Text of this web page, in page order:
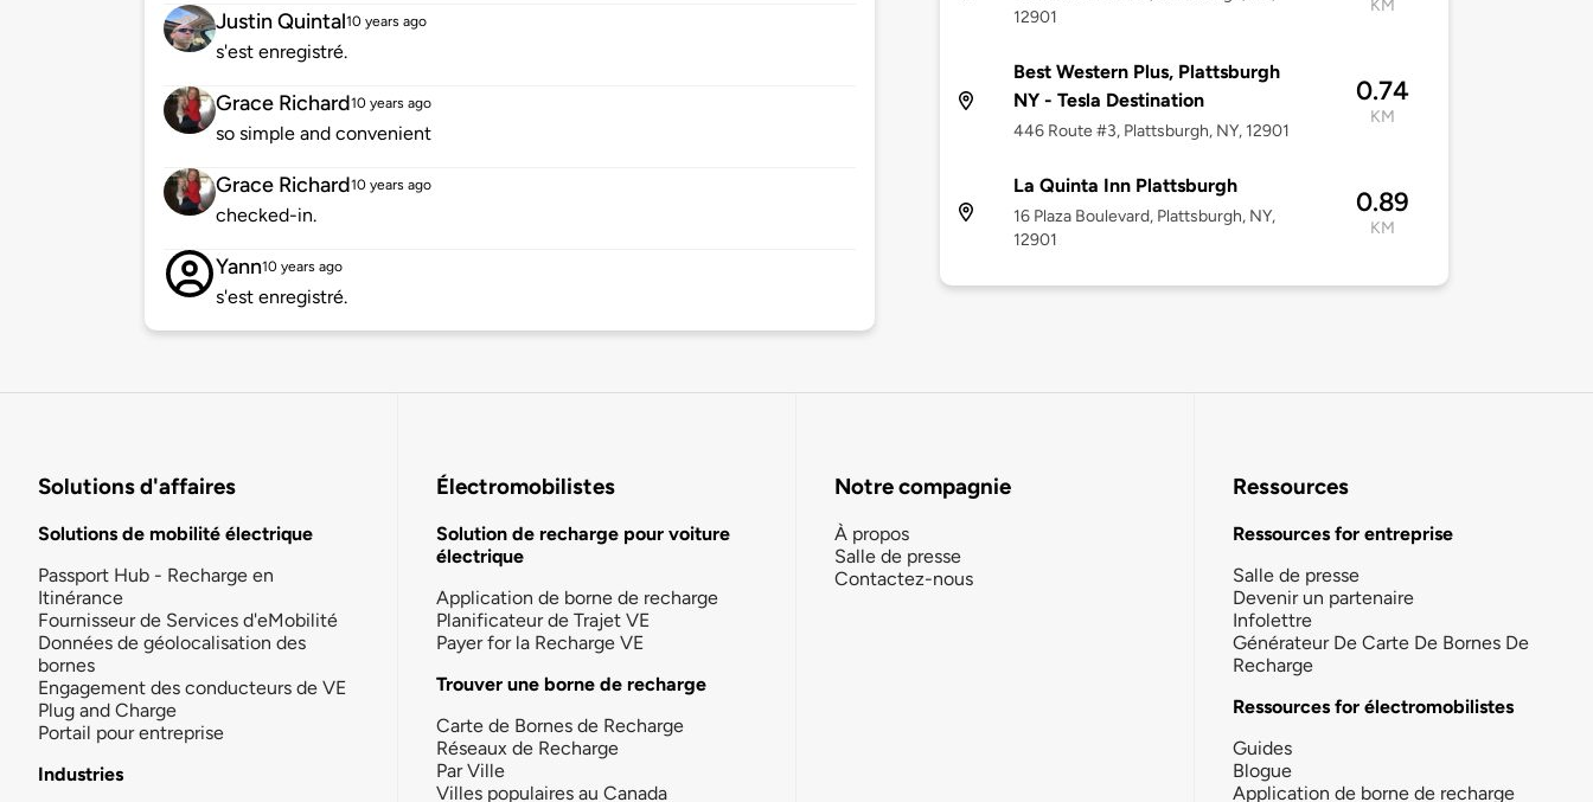
Justin Quintal10 years ago
s'est enregistré.
Grace Richard10 years ago
so simple and convenient
Grace Richard10 years ago
checked-in.
Yann10 years ago
s'est enregistré.
12901
KM
Best Western Plus, Plattsburgh
NY - Tesla Destination
446 Route #3, Plattsburgh, NY, 12901
0.74
KM
La Quinta Inn Plattsburgh
16 Plaza Boulevard, Plattsburgh, NY,
12901
0.89
KM
Solutions d'affaires
Solutions de mobilité électrique
Passport Hub - Recharge en
Itinérance
Fournisseur de Services d'eMobilité
Données de géolocalisation des
bornes
Engagement des conducteurs de VE
Plug and Charge
Portail pour entreprise
Industries
Électromobilistes
Solution de recharge pour voiture
électrique
Application de borne de recharge
Planificateur de Trajet VE
Payer for la Recharge VE
Trouver une borne de recharge
Carte de Bornes de Recharge
Réseaux de Recharge
Par Ville
Villes populaires au Canada
Notre compagnie
À propos
Salle de presse
Contactez-nous
Ressources
Ressources for entreprise
Salle de presse
Devenir un partenaire
Infolettre
Générateur De Carte De Bornes De
Recharge
Ressources for électromobilistes
Guides
Blogue
Application de borne de recharge